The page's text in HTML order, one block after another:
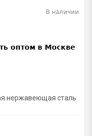
нержавеющая сталь
В наличии